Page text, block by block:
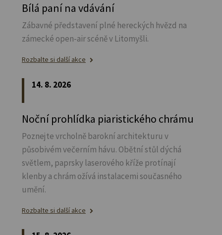
Bílá paní na vdávání
Zábavné představení plné hereckých hvězd na
zámecké open-air scéně v Litomyšli.
Rozbalte si další akce
14. 8. 2026
Noční prohlídka piaristického chrámu
Poznejte vrcholně barokní architekturu v
působivém večerním hávu. Obětní stůl dýchá
světlem, paprsky laserového kříže protínají
klenby a chrám ožívá instalacemi současného
umění.
Rozbalte si další akce